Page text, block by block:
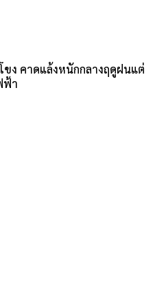
ขง คาดแล้งหนักกลางฤดูฝนแต่
ฟ้า